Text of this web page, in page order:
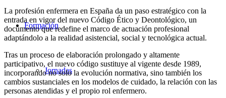
Formación
Jornadas
La profesión enfermera en España da un paso estratégico con la
entrada en vigor del nuevo Código Ético y Deontológico, un
documento que redefine el marco de actuación profesional
adaptándolo a la realidad asistencial, social y tecnológica actual.
Tras un proceso de elaboración prolongado y altamente
participativo, el nuevo código sustituye al vigente desde 1989,
incorporando no solo la evolución normativa, sino también los
cambios sustanciales en los modelos de cuidado, la relación con las
personas atendidas y el propio rol enfermero.